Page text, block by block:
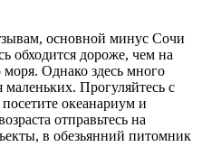
основной минус Сочи
обходится дороже, чем на
Однако здесь много
маленьких. Прогуляйтесь с
океанариум и
отправьтесь на
в обезьянний питомник